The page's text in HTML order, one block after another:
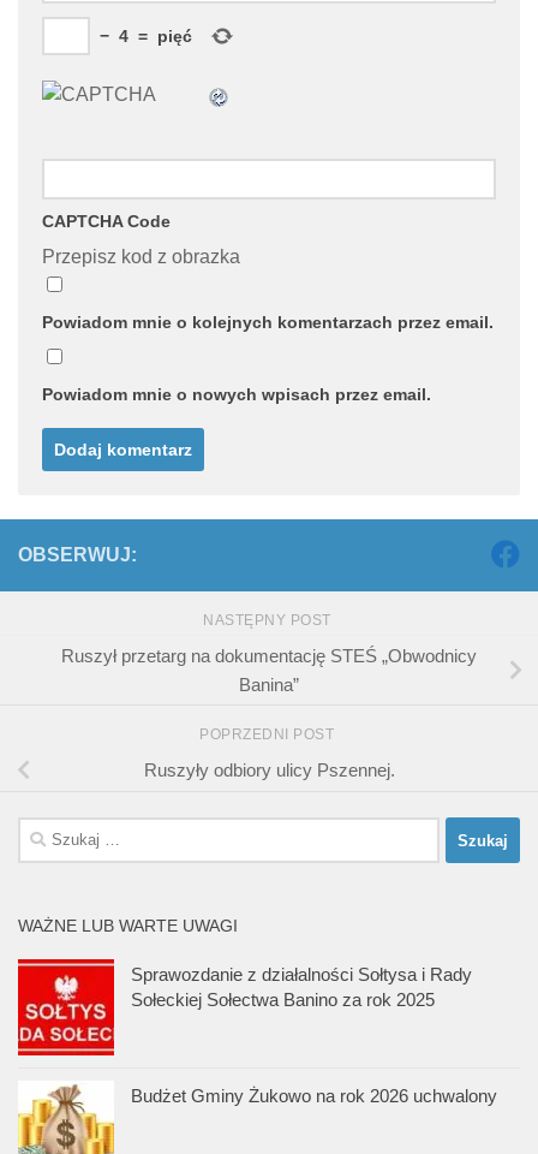
− 4 = pięć
CAPTCHA Code
Przepisz kod z obrazka
Powiadom mnie o kolejnych komentarzach przez email.
Powiadom mnie o nowych wpisach przez email.
OBSERWUJ:
NASTĘPNY POST
Ruszył przetarg na dokumentację STEŚ „Obwodnicy
Banina”
POPRZEDNI POST
Ruszyły odbiory ulicy Pszennej.
Szukaj:
WAŻNE LUB WARTE UWAGI
Sprawozdanie z działalności Sołtysa i Rady
Sołeckiej Sołectwa Banino za rok 2025
Budżet Gminy Żukowo na rok 2026 uchwalony